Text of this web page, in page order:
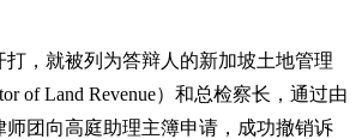
，就被列为答辩人的新加坡土地管理
of Land Revenue）和总检察长，通过由
师团向高庭助理主簿申请，成功撤销诉